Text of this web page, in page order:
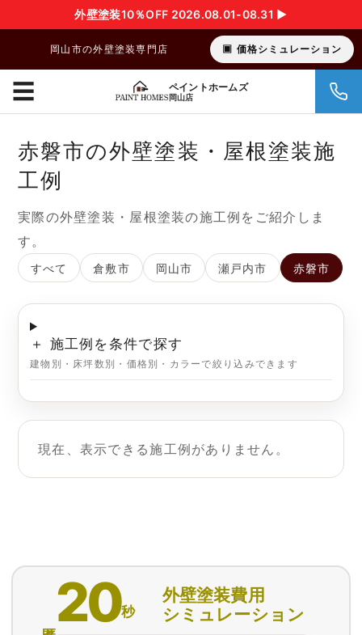
外壁塗装10％OFF 2026.08.01-08.31 ▶︎
岡山市の外壁塗装専門店 価格シミュレーション
ペイントホームズ
岡山店
☰
赤磐市の外壁塗装・屋根塗装施
工例
実際の外壁塗装・屋根塗装の施工例をご紹介しま
す。
すべて 倉敷市 岡山市 瀬戸内市 赤磐市
＋ 施工例を条件で探す
建物別・床坪数別・価格別・カラーで絞り込みできます
現在、表示できる施工例がありません。
20秒
外壁塗装費用
シミュレーション